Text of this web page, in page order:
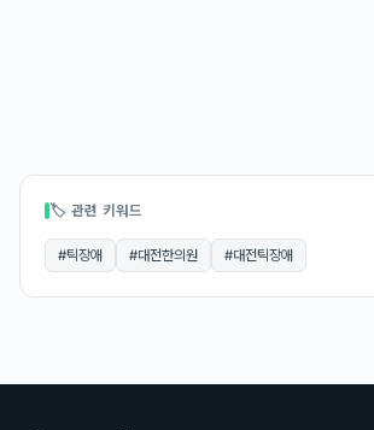
🏷 관련 키워드
#틱장애 #대전한의원 #대전틱장애